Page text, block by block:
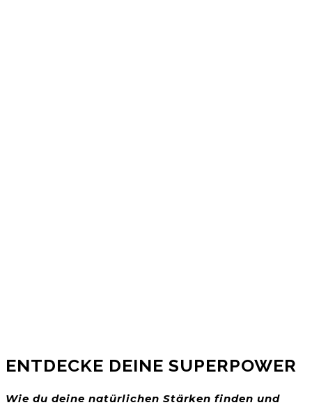
ENTDECKE DEINE SUPERPOWER
Wie du deine natürlichen Stärken finden und